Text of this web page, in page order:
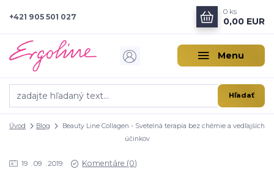
Menu
Hľadať
+421 905 501 027
0 ks
0,00 EUR
Úvod Blog
Beauty Line Collagen - Svetelná terapia bez chémie a vedľajších
účinkov
19 09 2019 Komentáre (0)